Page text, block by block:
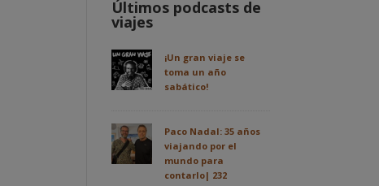
Últimos podcasts de
viajes
¡Un gran viaje se
toma un año
sabático!
Paco Nadal: 35 años
viajando por el
mundo para
contarlo| 232